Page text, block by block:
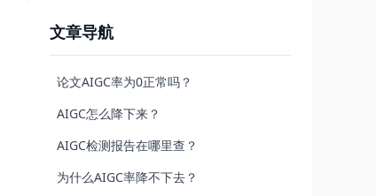
文章导航
论文AIGC率为0正常吗？
AIGC怎么降下来？
AIGC检测报告在哪里查？
为什么AIGC率降不下去？